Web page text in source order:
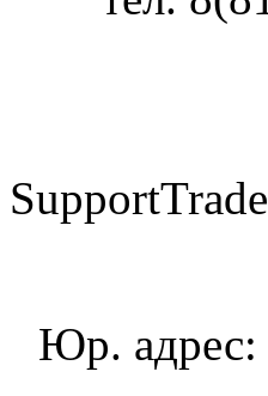
Юр. адрес: